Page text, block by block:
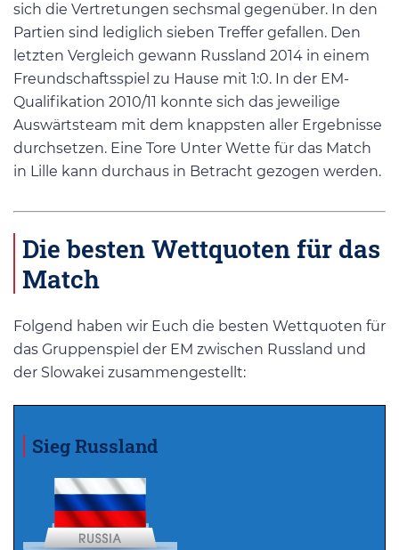
sich die Vertretungen sechsmal gegenüber. In den
Partien sind lediglich sieben Treffer gefallen. Den
letzten Vergleich gewann Russland 2014 in einem
Freundschaftsspiel zu Hause mit 1:0. In der EM-
Qualifikation 2010/11 konnte sich das jeweilige
Auswärtsteam mit dem knappsten aller Ergebnisse
durchsetzen. Eine Tore Unter Wette für das Match
in Lille kann durchaus in Betracht gezogen werden.
Die besten Wettquoten für das
Match
Folgend haben wir Euch die besten Wettquoten für
das Gruppenspiel der EM zwischen Russland und
der Slowakei zusammengestellt:
Sieg Russland